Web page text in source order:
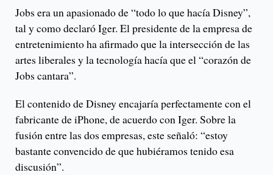
Jobs era un apasionado de “todo lo que hacía Disney”,
tal y como declaró Iger. El presidente de la empresa de
entretenimiento ha afirmado que la intersección de las
artes liberales y la tecnología hacía que el “corazón de
Jobs cantara”.
El contenido de Disney encajaría perfectamente con el
fabricante de iPhone, de acuerdo con Iger. Sobre la
fusión entre las dos empresas, este señaló: “estoy
bastante convencido de que hubiéramos tenido esa
discusión”.